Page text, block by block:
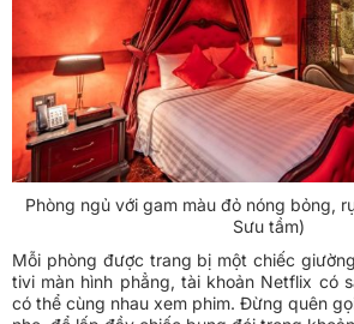
Phòng ngủ với gam màu đỏ nóng bỏng,
Sưu tầm)
Mỗi phòng được trang bị một chiếc
tivi màn hình phẳng, tài khoản Netflix có
có thể cùng nhau xem phim. Đừng quên